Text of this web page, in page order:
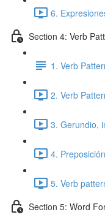
6.
Section 4: Verb
1. Verb
2. Verb
3. Gerundio,
4.
5. Verb
Section 5: Word